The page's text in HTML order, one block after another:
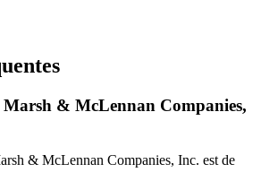
Marsh & McLennan Companies,
& McLennan Companies, Inc. est de